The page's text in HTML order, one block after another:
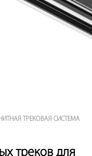
ТРЕКОВАЯ СИСТЕМА
треков для